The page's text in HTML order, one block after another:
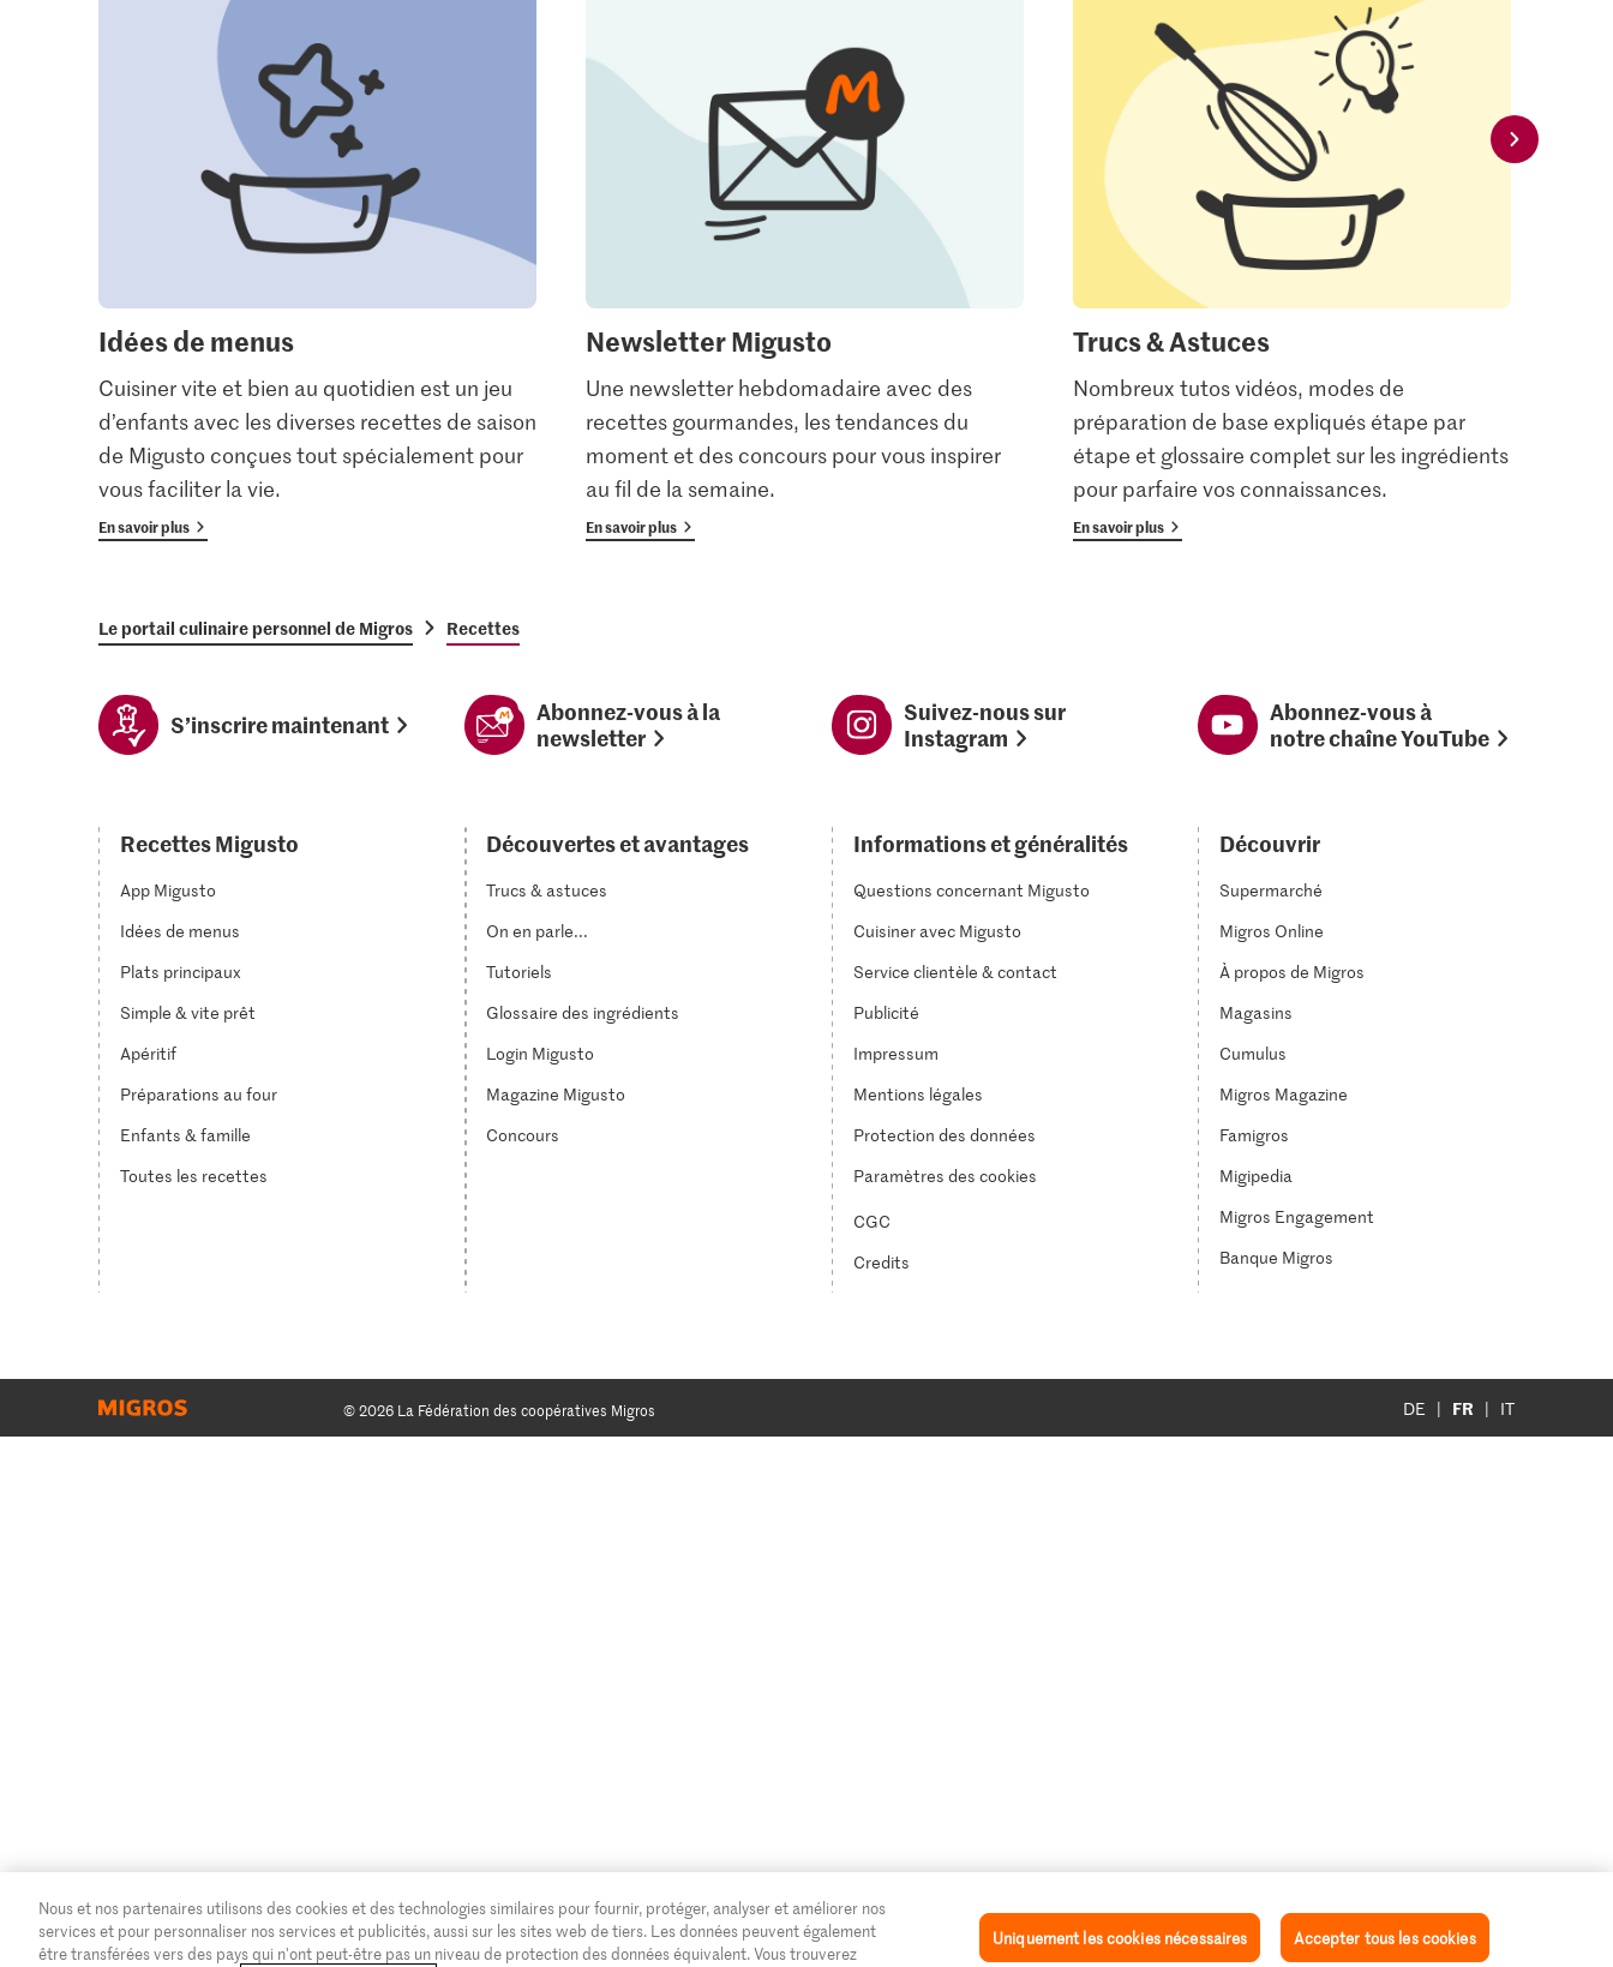
Idées de menus
Cuisiner vite et bien au quotidien est un jeu
d’enfants avec les diverses recettes de saison
de Migusto conçues tout spécialement pour
vous faciliter la vie.
En savoir plus
Newsletter Migusto
Une newsletter hebdomadaire avec des
recettes gourmandes, les tendances du
moment et des concours pour vous inspirer
au fil de la semaine.
En savoir plus
Trucs & Astuces
Nombreux tutos vidéos, modes de
préparation de base expliqués étape par
étape et glossaire complet sur les ingrédients
pour parfaire vos connaissances.
En savoir plus
Le portail culinaire personnel de Migros Recettes
S’inscrire maintenant
Abonnez-vous à la
newsletter
Suivez-nous sur
Instagram
Abonnez-vous à
notre chaîne YouTube
Recettes Migusto
App Migusto
Idées de menus
Plats principaux
Simple & vite prêt
Apéritif
Préparations au four
Enfants & famille
Toutes les recettes
Découvertes et avantages
Trucs & astuces
On en parle...
Tutoriels
Glossaire des ingrédients
Login Migusto
Magazine Migusto
Concours
Informations et généralités
Questions concernant Migusto
Cuisiner avec Migusto
Service clientèle & contact
Publicité
Impressum
Mentions légales
Protection des données
Paramètres des cookies
CGC
Credits
Découvrir
Supermarché
Migros Online
À propos de Migros
Magasins
Cumulus
Migros Magazine
Famigros
Migipedia
Migros Engagement
Banque Migros
© 2026 La Fédération des coopératives Migros DE FR IT
Nous et nos partenaires utilisons des cookies et des technologies similaires pour fournir, protéger, analyser et améliorer nos
services et pour personnaliser nos services et publicités, aussi sur les sites web de tiers. Les données peuvent également
être transférées vers des pays qui n'ont peut-être pas un niveau de protection des données équivalent. Vous trouverez
Uniquement les cookies nécessaires Accepter tous les cookies